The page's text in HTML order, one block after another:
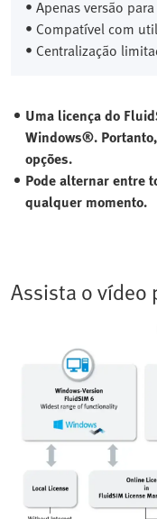
• Apenas versão
• Compatível com
• Centralização
Uma licença do
Windows®.
opções.
Pode alternar entre
qualquer momento.
Assista o vídeo